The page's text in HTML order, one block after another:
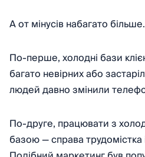
А от мінусів набагато більше.
По-перше, холодні бази
багато невірних або
людей давно змінили
По-друге, працювати з
базою — справа